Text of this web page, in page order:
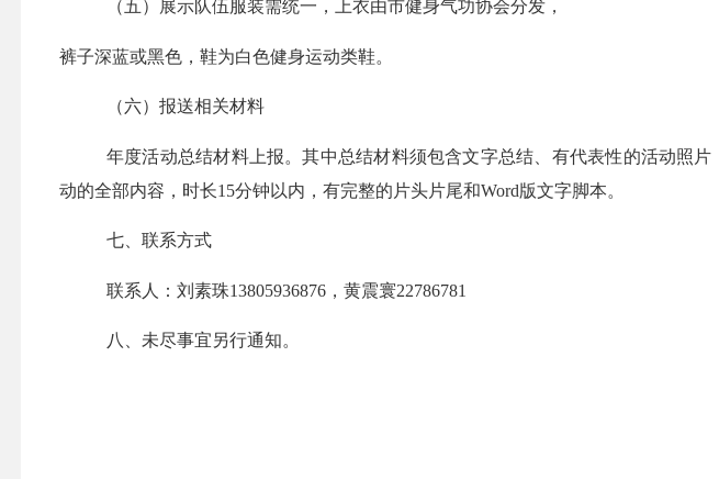
（五） 展示队伍服装需统一，上衣由市健身气功协会分发，
裤子深蓝或黑色，鞋为白色健身运动类鞋。
（六）报送相关材料
年度活动总结材料上报。其中总结材料须包含文字总结、有代表性的活动照片
动的全部内容，时长15分钟以内，有完整的片头片尾和Word版文字脚本。
七、 联系方式
联系人：刘素珠13805936876，黄震寰22786781
八、未尽事宜另行通知。